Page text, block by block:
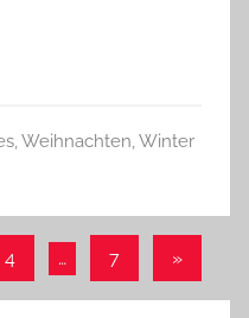
e
,Weihnachten,Winter
4 … 7
Nächste
»